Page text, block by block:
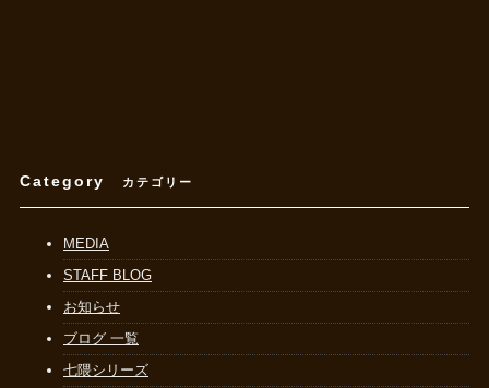
Category カテゴリー
MEDIA
STAFF BLOG
お知らせ
ブログ 一覧
七隈シリーズ